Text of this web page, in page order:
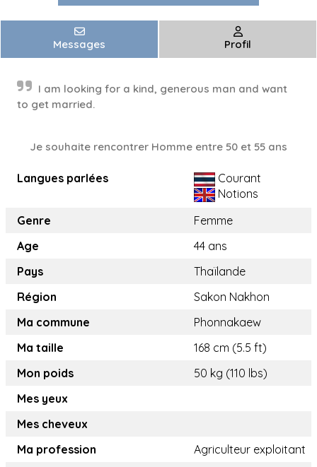
Messages Profil
I am looking for a kind, generous man and want
to get married.
Je souhaite rencontrer Homme entre 50 et 55 ans
Langues parlées
Courant
Notions
Genre
Femme
Age
44 ans
Pays
Thaïlande
Région
Sakon Nakhon
Ma commune
Phonnakaew
Ma taille
168 cm (5.5 ft)
Mon poids
50 kg (110 lbs)
Mes yeux
Mes cheveux
Ma profession
Agriculteur exploitant